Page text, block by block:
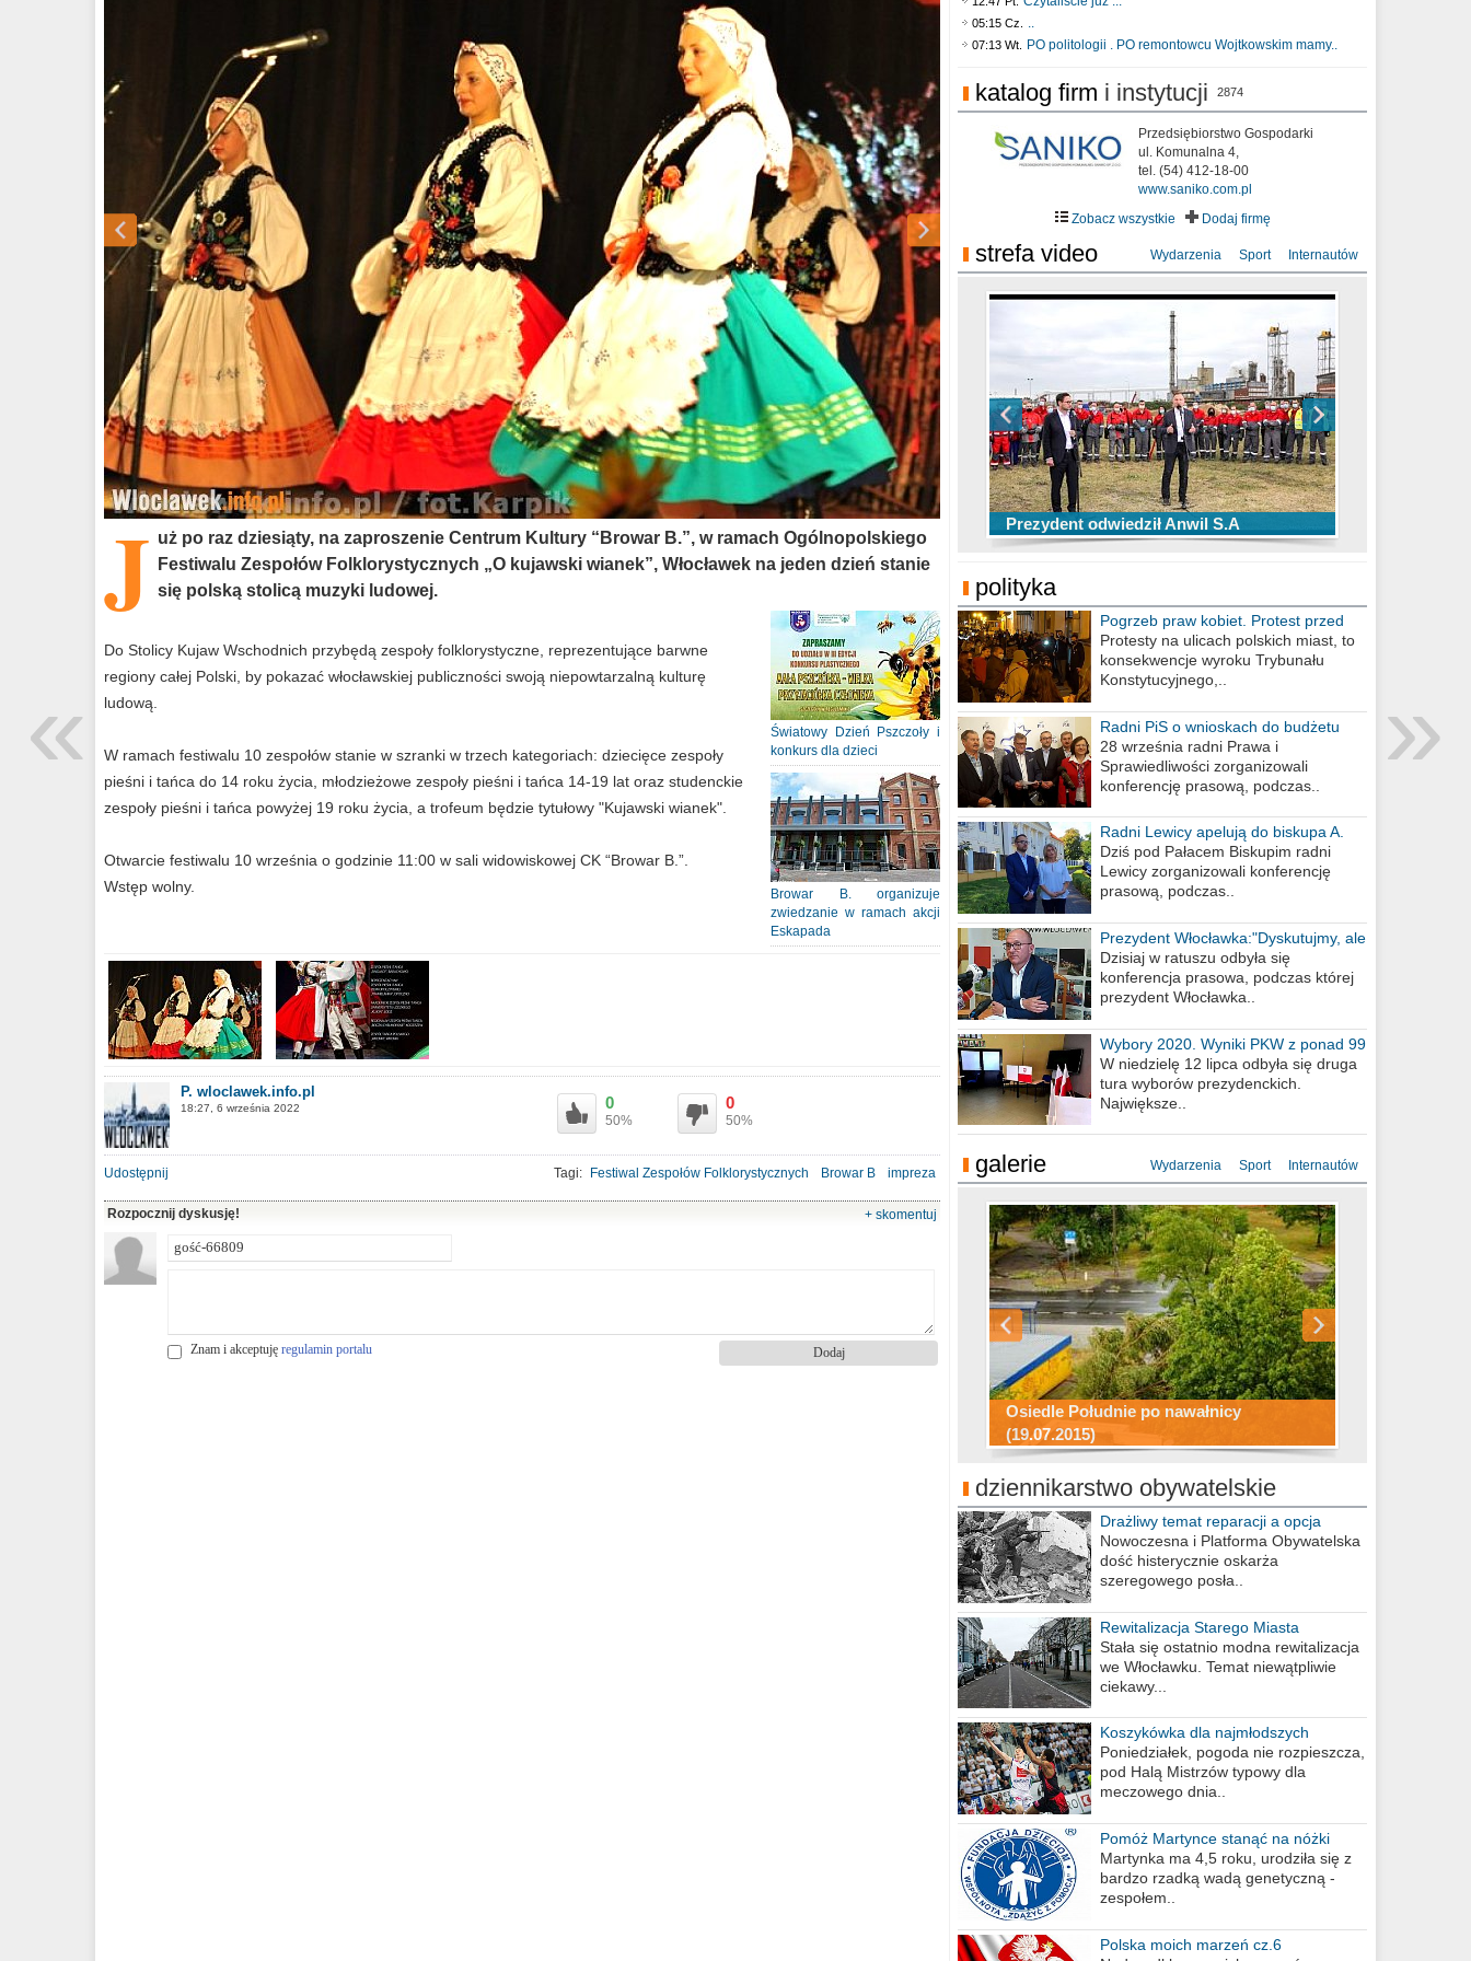
J uż po raz dziesiąty, na zaproszenie Centrum Kultury “Browar B.”, w ramach Ogólnopolskiego
Festiwalu Zespołów Folklorystycznych „O kujawski wianek”, Włocławek na jeden dzień stanie
się polską stolicą muzyki ludowej.
Światowy Dzień Pszczoły i
konkurs dla dzieci
Browar B. organizuje
zwiedzanie w ramach akcji
Eskapada
Do Stolicy Kujaw Wschodnich przybędą zespoły folklorystyczne, reprezentujące barwne
regiony całej Polski, by pokazać włocławskiej publiczności swoją niepowtarzalną kulturę
ludową.
W ramach festiwalu 10 zespołów stanie w szranki w trzech kategoriach: dziecięce zespoły
pieśni i tańca do 14 roku życia, młodzieżowe zespoły pieśni i tańca 14-19 lat oraz studenckie
zespoły pieśni i tańca powyżej 19 roku życia, a trofeum będzie tytułowy "Kujawski wianek".
Otwarcie festiwalu 10 września o godzinie 11:00 w sali widowiskowej CK “Browar B.”.
Wstęp wolny.
P. wloclawek.info.pl
18:27, 6 września 2022 0
50%
0
50%
Udostępnij Tagi: Festiwal Zespołów Folklorystycznych Browar B impreza
Rozpocznij dyskusję! + skomentuj
Znam i akceptuję regulamin portalu
05:15 Cz. ..
07:13 Wt. PO politologii . PO remontowcu Wojtkowskim mamy..
katalog firm i instytucji 2874
Przedsiębiorstwo Gospodarki
ul. Komunalna 4,
tel. (54) 412-18-00
www.saniko.com.pl
Zobacz wszystkie
Dodaj firmę
strefa video Wydarzenia Sport Internautów
Prezydent odwiedził Anwil S.A
TOP 10 przechwytów Anwilu Włocławek
w EBL w sezonie 2019/2020
TOP 5 rzutów Anwilu Włocławek w BCL
w sezonie 2019/2020
Ni To Ponk - W oczach mamy strach
sixf33t .Last Year DRONE FOOTAGE
Włocławek
XXIII Sesja Rady Miasta Włocławek VIII
kadencji w dniu 09.06.2020 r.
polityka
Pogrzeb praw kobiet. Protest przed
biurem poselskim PiS
Protesty na ulicach polskich miast, to
konsekwencje wyroku Trybunału
Konstytucyjnego,..
Radni PiS o wnioskach do budżetu
miasta na 2021 rok
28 września radni Prawa i
Sprawiedliwości zorganizowali
konferencję prasową, podczas..
Radni Lewicy apelują do biskupa A.
Wiesława Meringa
Dziś pod Pałacem Biskupim radni
Lewicy zorganizowali konferencję
prasową, podczas..
Prezydent Włocławka:"Dyskutujmy, ale
nie obrażajmy się”
Dzisiaj w ratuszu odbyła się
konferencja prasowa, podczas której
prezydent Włocławka..
Wybory 2020. Wyniki PKW z ponad 99
procent obwodów
W niedzielę 12 lipca odbyła się druga
tura wyborów prezydenckich.
Największe..
galerie Wydarzenia Sport Internautów
Osiedle Południe po nawałnicy
(19.07.2015)
Wizytówka Włocławka
polowanie wigilijne 2014
Miasto kładzie się do snu .
Konkurs fotograficzny "Co to za
miejsca"
Ścieżka rowerowa w naszym mieście
dziennikarstwo obywatelskie
Drażliwy temat reparacji a opcja
berlińska
Nowoczesna i Platforma Obywatelska
dość histerycznie oskarża
szeregowego posła..
Rewitalizacja Starego Miasta
Stała się ostatnio modna rewitalizacja
we Włocławku. Temat niewątpliwie
ciekawy...
Koszykówka dla najmłodszych
Poniedziałek, pogoda nie rozpieszcza,
pod Halą Mistrzów typowy dla
meczowego dnia..
Pomóż Martynce stanąć na nóżki
Martynka ma 4,5 roku, urodziła się z
bardzo rzadką wadą genetyczną -
zespołem..
Polska moich marzeń cz.6
»
«